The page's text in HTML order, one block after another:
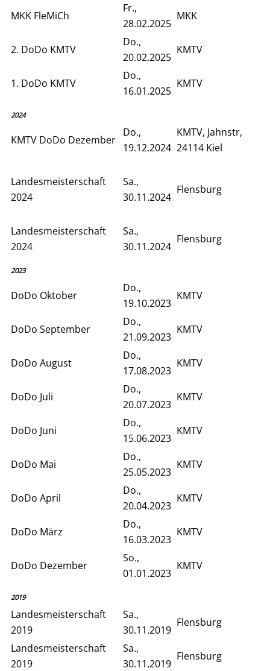
MKK FleMiCh
Fr.,
28.02.2025
MKK
2. DoDo KMTV
Do.,
20.02.2025
KMTV
1. DoDo KMTV
Do.,
16.01.2025
KMTV
2024
KMTV DoDo Dezember
Do.,
19.12.2024
KMTV, Jahnstr,
24114 Kiel
Landesmeisterschaft
2024
Sa.,
30.11.2024
Flensburg
Landesmeisterschaft
2024
Sa.,
30.11.2024
Flensburg
2023
DoDo Oktober
Do.,
19.10.2023
KMTV
DoDo September
Do.,
21.09.2023
KMTV
DoDo August
Do.,
17.08.2023
KMTV
DoDo Juli
Do.,
20.07.2023
KMTV
DoDo Juni
Do.,
15.06.2023
KMTV
DoDo Mai
Do.,
25.05.2023
KMTV
DoDo April
Do.,
20.04.2023
KMTV
DoDo März
Do.,
16.03.2023
KMTV
DoDo Dezember
So.,
01.01.2023
KMTV
2019
Landesmeisterschaft
2019
Sa.,
30.11.2019
Flensburg
Landesmeisterschaft
2019
Sa.,
30.11.2019
Flensburg